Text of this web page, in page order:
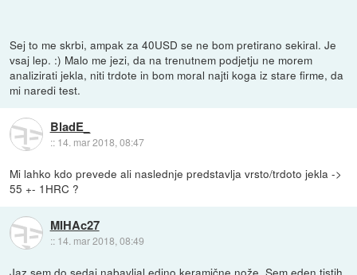
Sej to me skrbi, ampak za 40USD se ne bom pretirano sekiral. Je
vsaj lep. :) Malo me jezi, da na trenutnem podjetju ne morem
analizirati jekla, niti trdote in bom moral najti koga iz stare firme, da
mi naredi test.
BladE_
:: 14. mar 2018, 08:47
Mi lahko kdo prevede ali naslednje predstavlja vrsto/trdoto jekla ->
55 +- 1HRC ?
MIHAc27
:: 14. mar 2018, 08:49